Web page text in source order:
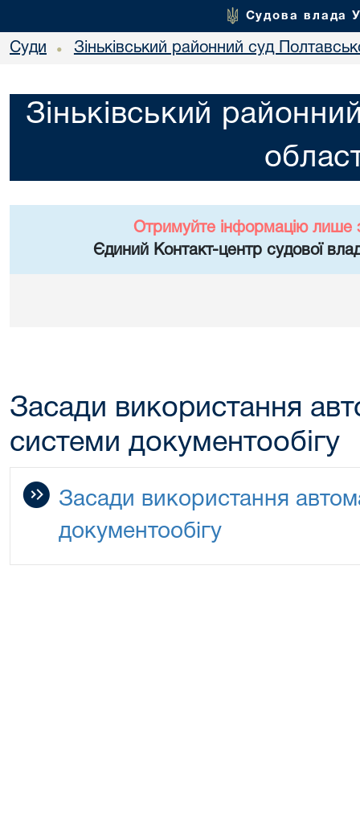
Судова влада
Суди • Зіньківський районний суд
Зіньківський
Отримуйте інформацію лише
Єдиний Контакт-центр судової
Засади використання
системи документообігу
Засади використання
документообігу